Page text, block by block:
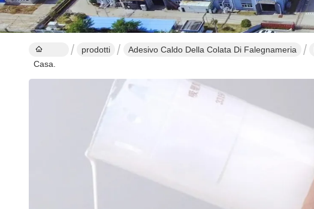
Casa.
prodotti Adesivo Caldo Della Colata Di Falegnameria